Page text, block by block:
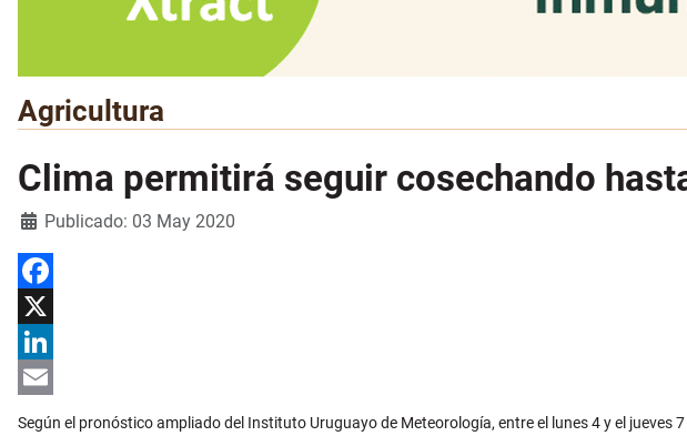
Agricultura
Clima permitirá seguir cosechando
Detalles
Publicado: 03 May 2020
Facebook
X
LinkedIn
Email
Según el pronóstico ampliado del Instituto Uruguayo de Meteorología, entre el lunes 4 y el